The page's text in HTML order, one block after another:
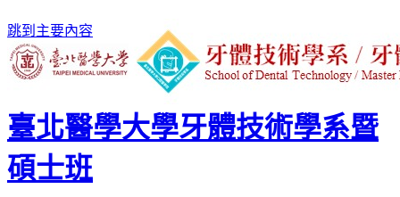
跳到主要內容
臺北醫學大學牙體技術學系暨
碩士班